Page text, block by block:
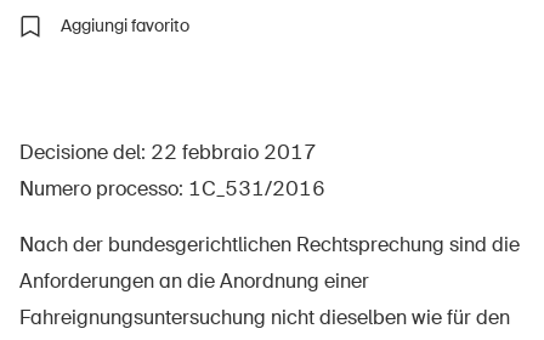
UPI – chi siamo
Aggiungi favorito
Decisione del: 22 febbraio 2017
Numero processo: 1C_531/2016
Nach der bundesgerichtlichen Rechtsprechung sind die
Anforderungen an die Anordnung einer
Fahreignungsuntersuchung nicht dieselben wie für den